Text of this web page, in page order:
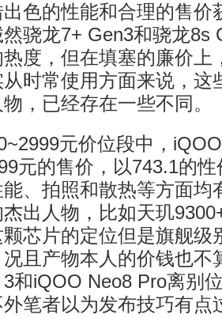
色的性能和合理的售价
骁龙7+ Gen3和骁龙8s
度，但在填塞的廉价上
时常使用方面来说，这
，已经存在一些不同。
元价位段中，
元的售价，以743.1的
、拍照和散热等方面均
出人物，比如天玑
芯片的定位但是旗舰级
且产物本人的价钱也不
和iQOO Neo8 Pro离别
笔者以为发布技巧有点